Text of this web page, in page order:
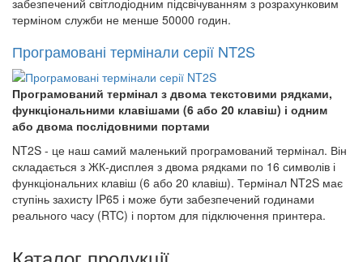
терміном служби не менше 50000 годин.
Програмовані термінали серії NT2S
Програмований термінал з двома текстовими рядками,
функціональними клавішами (6 або 20 клавіш) і одним
або двома послідовними портами
NT2S - це наш самий маленький програмований термінал. Він
складається з ЖК-дисплея з двома рядками по 16 символів і
функціональних клавіш (6 або 20 клавіш). Термінал NT2S має
ступінь захисту IP65 і може бути забезпечений годинами
реального часу (RTC) і портом для підключення принтера.